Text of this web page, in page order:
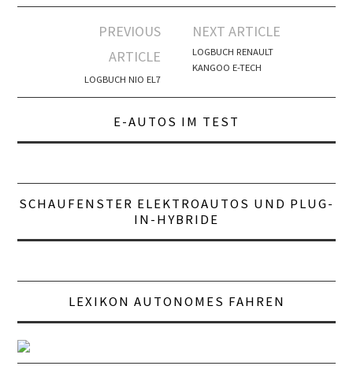
Navigation
PREVIOUS
ARTICLE
LOGBUCH NIO EL7
NEXT ARTICLE
LOGBUCH RENAULT
KANGOO E-TECH
E-AUTOS IM TEST
SCHAUFENSTER ELEKTROAUTOS UND PLUG-
IN-HYBRIDE
LEXIKON AUTONOMES FAHREN